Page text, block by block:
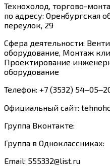
Технохолод, торгово-
по адресу: Оренбургская
переулок, 29
Сфера деятельности:
оборудование, Монтаж
Проектирование
оборудование
Телефон: +7 (3532)
Официальный сайт:
Группа Вконтакте:
Группа в Одноклассниках:
Email: 555332@list.ru